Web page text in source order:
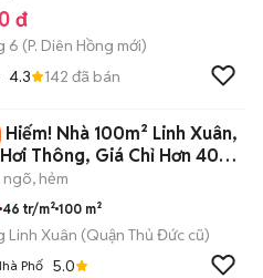
đ
6 (P. Diên Hồng mới)
4.3 142 đã bán
Hiếm! Nhà 100m² Linh Xuân,
Thông, Giá Chỉ Hơn 40
ngõ, hẻm
46 tr/m² 100 m²
Linh Xuân (Quận Thủ Đức cũ)
Phố 5.0